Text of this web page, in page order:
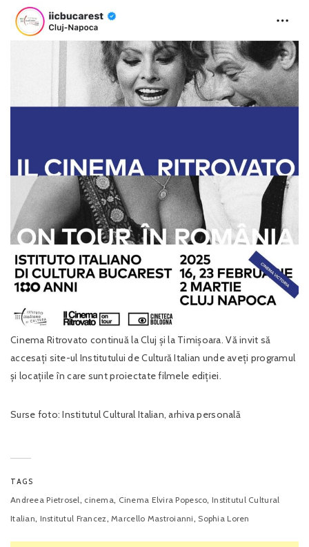
Cinema Ritrovato continuă la Cluj și la Timișoara. Vă invit să
accesați site-ul Institutului de Cultură Italian unde aveți programul
și locațiile în care sunt proiectate filmele ediției.
Surse foto: Institutul Cultural Italian, arhiva personală
TAGS
Andreea Pietrosel, cinema, Cinema Elvira Popesco,Institutul Cultural
Italian, Institutul Francez,Marcello Mastroianni, Sophia Loren